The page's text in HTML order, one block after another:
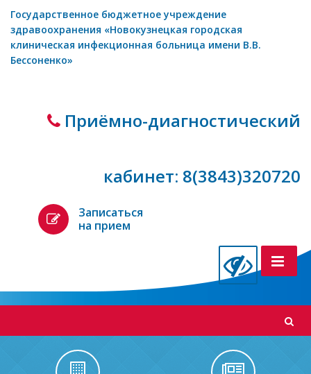
Государственное бюджетное учреждение
здравоохранения «Новокузнецкая городская
клиническая инфекционная больница имени В.В.
Бессоненко»
Приёмно-диагностический
кабинет: 8(3843)320720
Записаться
на прием